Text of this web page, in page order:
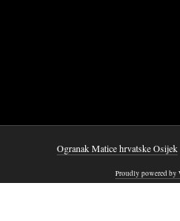
Ogranak Matice hrvatske Osijek
Proudly powered by